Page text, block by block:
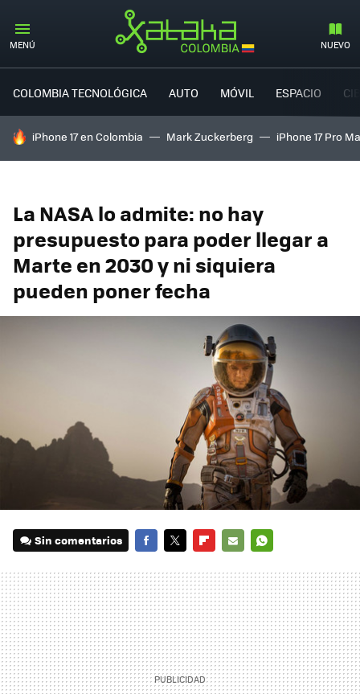
MENÚ NUEVO
COLOMBIA TECNOLÓGICA AUTO MÓVIL ESPACIO
HOY SE HABLA DE
iPhone 17 en Colombia Mark Zuckerberg iPhone 17 Pro
La NASA lo admite: no hay
presupuesto para poder llegar a
Marte en 2030 y ni siquiera
pueden poner fecha
Sin comentarios
MAIL